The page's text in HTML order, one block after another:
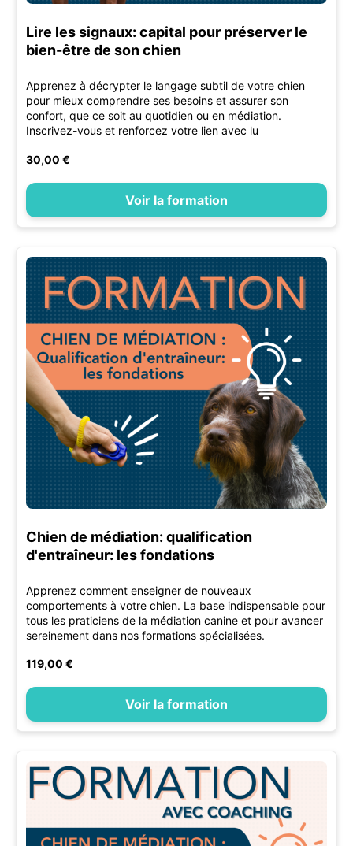
Lire les signaux: capital pour préserver le
bien-être de son chien
Apprenez à décrypter le langage subtil de votre chien
pour mieux comprendre ses besoins et assurer son
confort, que ce soit au quotidien ou en médiation.
Inscrivez-vous et renforcez votre lien avec lu
30,00 €
Voir la formation
Chien de médiation: qualification
d'entraîneur: les fondations
Apprenez comment enseigner de nouveaux
comportements à votre chien. La base indispensable pour
tous les praticiens de la médiation canine et pour avancer
sereinement dans nos formations spécialisées.
119,00 €
Voir la formation